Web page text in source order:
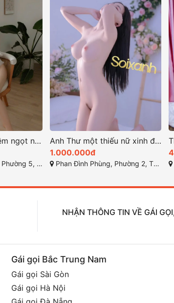
Bích Liên trải nghiệm ngọt ngào đầy hưng phấn
Đà Lạt, Lâm Đồng
Anh Thư một thiếu nữ xinh đẹp vẻ đẹp độc đáo
1.000.000đ
Phan Đình Phùng, Phường 2, Thành phố Đà Lạt, Lâm Đồng
NHẬN THÔNG TIN VỀ GÁI
Gái gọi Bắc Trung Nam
Gái gọi Sài Gòn
Gái gọi Hà Nội